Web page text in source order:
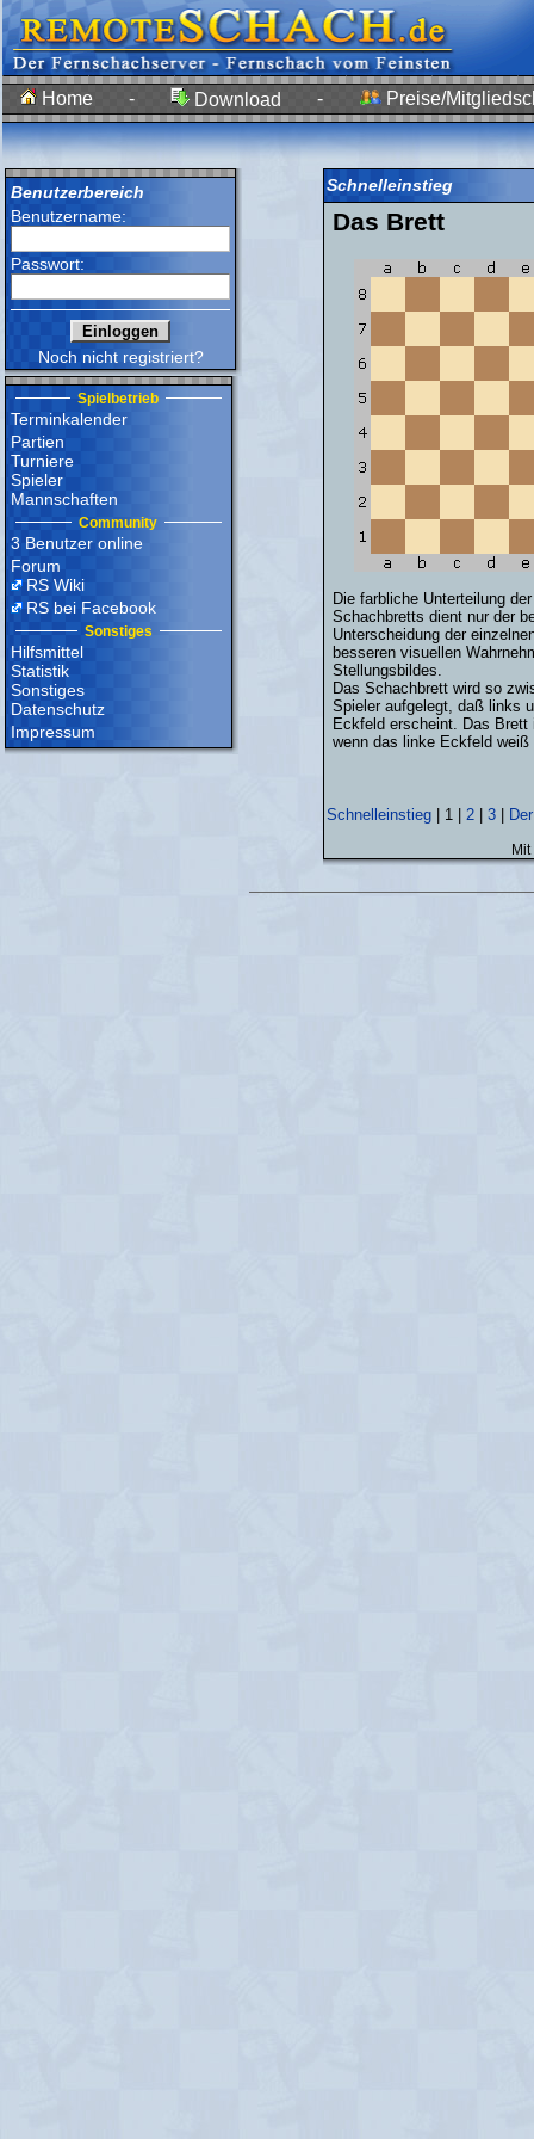
Home - Download - Preise/
Benutzerbereich
Benutzername:
Passwort:
Noch nicht registriert?
Spielbetrieb
Terminkalender
Partien
Turniere
Spieler
Mannschaften
Community
3 Benutzer online
Forum
RS Wiki
RS bei Facebook
Sonstiges
Hilfsmittel
Statistik
Sonstiges
Datenschutz
Impressum
Schnelleinstieg
Das Brett
Die farbliche Unterteilung
Schachbretts dient nur der
Unterscheidung der
besseren visuellen
Stellungsbildes.
Das Schachbrett wird so
Spieler aufgelegt, daß links
Eckfeld erscheint. Das
wenn das linke Eckfeld weiß
Schnelleinstieg 1 2 3